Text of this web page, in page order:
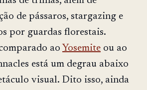
de pássaros, stargazing e
por guardas florestais.
ao Yosemite ou ao
está um degrau abaixo
visual. Dito isso, ainda